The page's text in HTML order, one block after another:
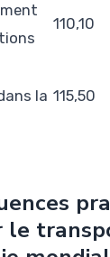
110,10
la 115,50
le